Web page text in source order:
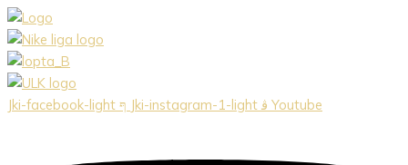
Preskočiť
na
obsah
Jki-facebook-light Jki-instagram-1-light Youtube